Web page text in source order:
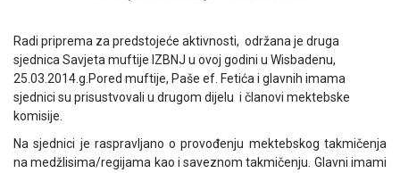
Radi priprema za predstojeće aktivnosti, održana je druga
sjednica Savjeta muftije IZBNJ u ovoj godini u Wisbadenu,
25.03.2014.g.Pored muftije, Paše ef. Fetića i glavnih imama
sjednici su prisustvovali u drugom dijelu i članovi mektebske
komisije.
Na sjednici je raspravljano o provođenju mektebskog takmičenja
na medžlisima/regijama kao i saveznom takmičenju. Glavni imami